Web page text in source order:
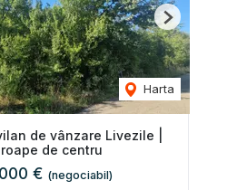
Harta
Next
de vânzare Livezile |
de centru
€ (negociabil)